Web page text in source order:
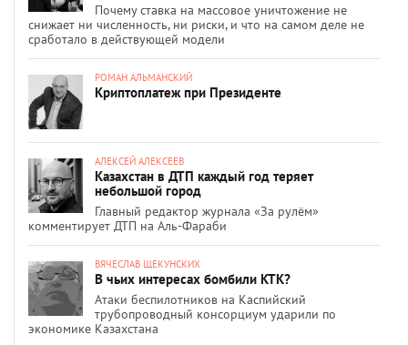
Почему ставка на массовое уничтожение не
снижает ни численность, ни риски, и что на самом деле не
сработало в действующей модели
РОМАН АЛЬМАНСКИЙ
Криптоплатеж при Президенте
АЛЕКСЕЙ АЛЕКСЕЕВ
Казахстан в ДТП каждый год теряет
небольшой город
Главный редактор журнала «За рулём»
комментирует ДТП на Аль-Фараби
ВЯЧЕСЛАВ ЩЕКУНСКИХ
В чьих интересах бомбили КТК?
Атаки беспилотников на Каспийский
трубопроводный консорциум ударили по
экономике Казахстана